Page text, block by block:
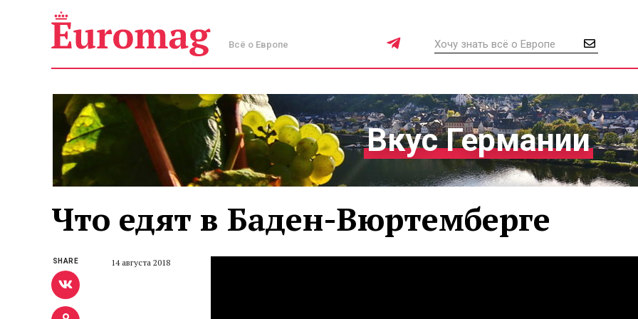
Всё о Европе
Вкус Германии
Что едят в Баден-Вюртемберге
14 августа 2018
SHARE